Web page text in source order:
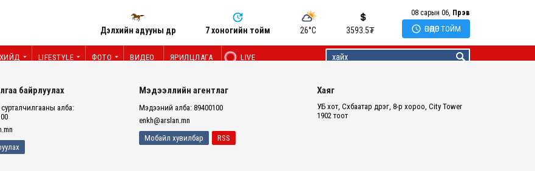
Дэлхийн адууны өдөр 7 хоногийн тойм 26°C 3593.5₮
08 сарын 06, Пүрэв
 ӨНӨӨДӨР ТОЙМ
LIFESTYLE ФОТО ВИДЕО ЯРИЛЦЛАГА LIVE
байрлуулах
алба:
Мэдээллийн агентлаг
Мэдээний алба: 89400100
enkh@arslan.mn
Мобайл хувилбар
RSS
Хаяг
УБ хот, Сүхбаатар дүүрэг, 8-р хороо, City Tower
1902 тоот